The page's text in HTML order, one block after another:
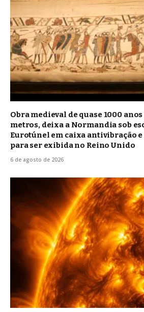
Obra medieval de quase 1000 anos
metros, deixa a Normandia sob
Eurotúnel em caixa antivibração e
para ser exibida no Reino Unido
6 de agosto de 2026